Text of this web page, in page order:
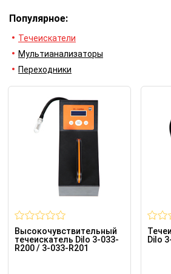
и диагностике таких объектов
комплектные распределительные
(КРУЭ), а также газопроводы и
подстанций.
Популярное:
Течеискатели
Мультианализаторы
Переходники
Высокочувствительный
течеискатель Dilo 3-033-
R200 / 3-033-R201
Dilo